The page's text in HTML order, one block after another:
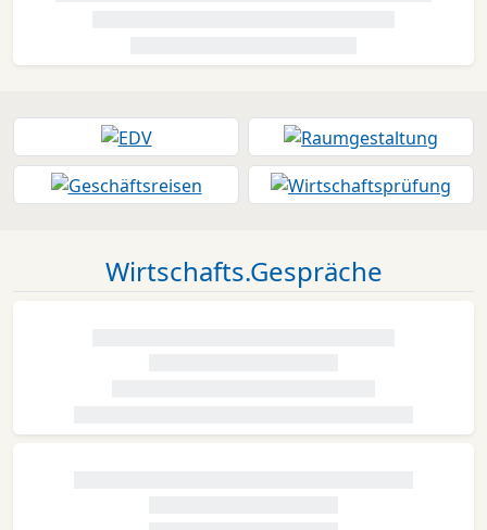
Wirtschafts.Gespräche